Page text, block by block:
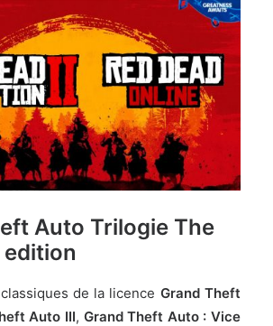
Auto Trilogie The
de la licence Grand Theft
Auto III, Grand Theft Auto : Vice